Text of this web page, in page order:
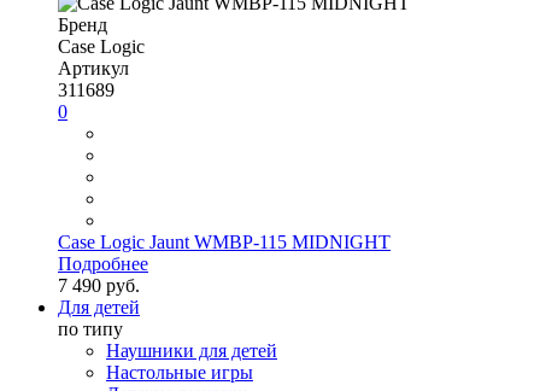
Бренд
Case Logic
Артикул
311689
0
Case Logic Jaunt WMBP-115 MIDNIGHT
Подробнее
7 490 руб.
Для детей
по типу
Наушники для детей
Настольные игры